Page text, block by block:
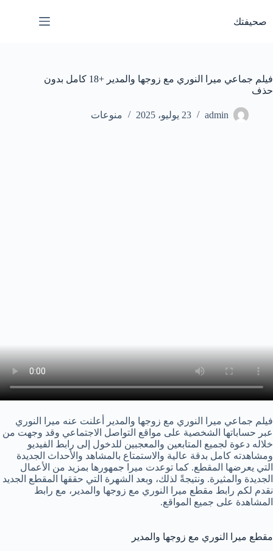
المحتوى
صحيفتك
فيلم جماعي ميرا النوري مع زوجها والمدير +18 كامل بدون
حذف
admin 23 يوليو، 2025 منوعات
فيلم جماعي ميرا النوري مع زوجها والمدير أعلنت عنه ميرا النوري
عبر حساباتها الشخصية على مواقع التواصل الاجتماعي وقد وجهت من
خلاله دعوة لجميع المتابعين والمعجبين للدخول إلى رابط الفيديو
ومشاهدته كامل بدقة عالية والاستمتاع بالمشاهد والأحداث الجديدة
التي يعرضها المقطع. كما توعدت ميرا جمهورها بمزيد من الأعمال
الجديدة والمثيرة. ونتيجةً لذلك، وبعد الشهرة التي حققها المقطع الجديد
نقدم لكم رابط مقطع ميرا النوري مع زوجها والمدير، مع رابط
المشاهدة على جميع المواقع.
مقطع ميرا النوري مع زوجها والمدير